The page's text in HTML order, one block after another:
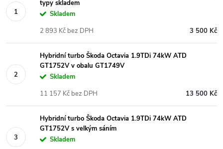
typy skladem
Skladem
3 500 Kč
2 893 Kč bez DPH
Hybridní turbo Škoda Octavia 1.9TDi 74kW ATD
GT1752V v obalu GT1749V
Skladem
13 500 Kč
11 157 Kč bez DPH
Hybridní turbo Škoda Octavia 1.9TDi 74kW ATD
GT1752V s velkým sáním
Skladem